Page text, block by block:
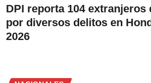
DPI reporta 104 extranjeros
por diversos delitos en
2026